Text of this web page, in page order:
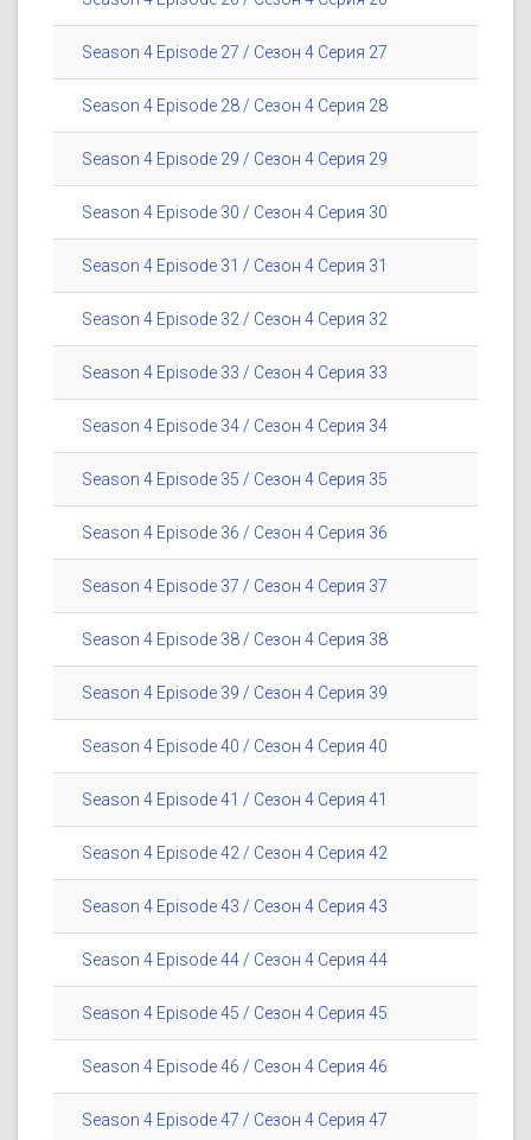
Season 4 Episode 27 / Сезон 4 Серия 27
Season 4 Episode 28 / Сезон 4 Серия 28
Season 4 Episode 29 / Сезон 4 Серия 29
Season 4 Episode 30 / Сезон 4 Серия 30
Season 4 Episode 31 / Сезон 4 Серия 31
Season 4 Episode 32 / Сезон 4 Серия 32
Season 4 Episode 33 / Сезон 4 Серия 33
Season 4 Episode 34 / Сезон 4 Серия 34
Season 4 Episode 35 / Сезон 4 Серия 35
Season 4 Episode 36 / Сезон 4 Серия 36
Season 4 Episode 37 / Сезон 4 Серия 37
Season 4 Episode 38 / Сезон 4 Серия 38
Season 4 Episode 39 / Сезон 4 Серия 39
Season 4 Episode 40 / Сезон 4 Серия 40
Season 4 Episode 41 / Сезон 4 Серия 41
Season 4 Episode 42 / Сезон 4 Серия 42
Season 4 Episode 43 / Сезон 4 Серия 43
Season 4 Episode 44 / Сезон 4 Серия 44
Season 4 Episode 45 / Сезон 4 Серия 45
Season 4 Episode 46 / Сезон 4 Серия 46
Season 4 Episode 47 / Сезон 4 Серия 47